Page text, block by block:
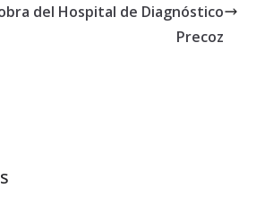
del Hospital de Diagnóstico
Precoz